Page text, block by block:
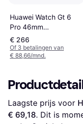
Huawei Watch Gt 6
Pro 46mm
Smartwatch Zwart
€ 266
Of 3 betalingen van
€ 88,66/mnd.
Laagste prijs voor
€ 69,18. Dit is